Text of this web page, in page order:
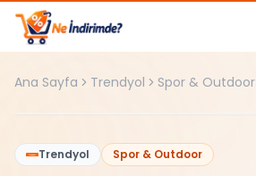
Ana içeriğe atla
Ana Sayfa Trendyol Spor & Outdoor
%9
Trendyol Spor & Outdoor